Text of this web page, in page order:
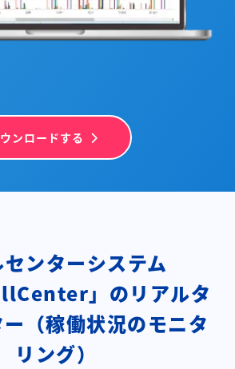
ンロードする
ンターシステム
」のリアルタ
（稼働状況のモニタ
リング）